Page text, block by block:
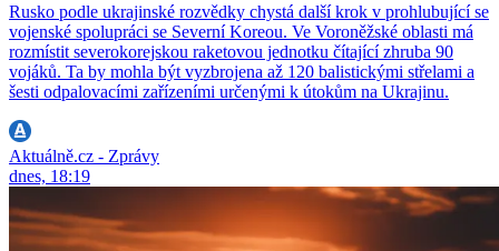
Rusko podle ukrajinské rozvědky chystá další krok v prohlubující se
vojenské spolupráci se Severní Koreou. Ve Voroněžské oblasti má
rozmístit severokorejskou raketovou jednotku čítající zhruba 90
vojáků. Ta by mohla být vyzbrojena až 120 balistickými střelami a
šesti odpalovacími zařízeními určenými k útokům na Ukrajinu.
Aktuálně.cz - Zprávy
dnes, 18:19